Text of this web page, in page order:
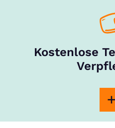
Kostenlose